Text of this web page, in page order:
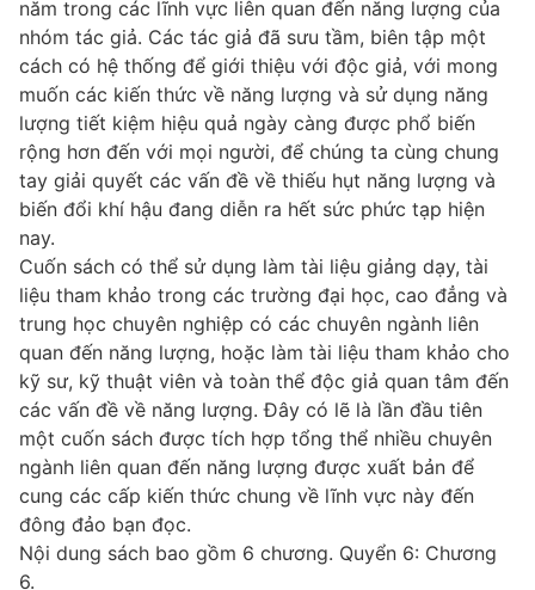
năm trong các lĩnh vực liên quan đến năng lượng của
nhóm tác giả. Các tác giả đã sưu tầm, biên tập một
cách có hệ thống để giới thiệu với độc giả, với mong
muốn các kiến thức về năng lượng và sử dụng năng
lượng tiết kiệm hiệu quả ngày càng được phổ biến
rộng hơn đến với mọi người, để chúng ta cùng chung
tay giải quyết các vấn đề về thiếu hụt năng lượng và
biến đổi khí hậu đang diễn ra hết sức phức tạp hiện
nay.
Cuốn sách có thể sử dụng làm tài liệu giảng dạy, tài
liệu tham khảo trong các trường đại học, cao đẳng và
trung học chuyên nghiệp có các chuyên ngành liên
quan đến năng lượng, hoặc làm tài liệu tham khảo cho
kỹ sư, kỹ thuật viên và toàn thể độc giả quan tâm đến
các vấn đề về năng lượng. Đây có lẽ là lần đầu tiên
một cuốn sách được tích hợp tổng thể nhiều chuyên
ngành liên quan đến năng lượng được xuất bản để
cung các cấp kiến thức chung về lĩnh vực này đến
đông đảo bạn đọc.
Nội dung sách bao gồm 6 chương. Quyển 6: Chương
6.